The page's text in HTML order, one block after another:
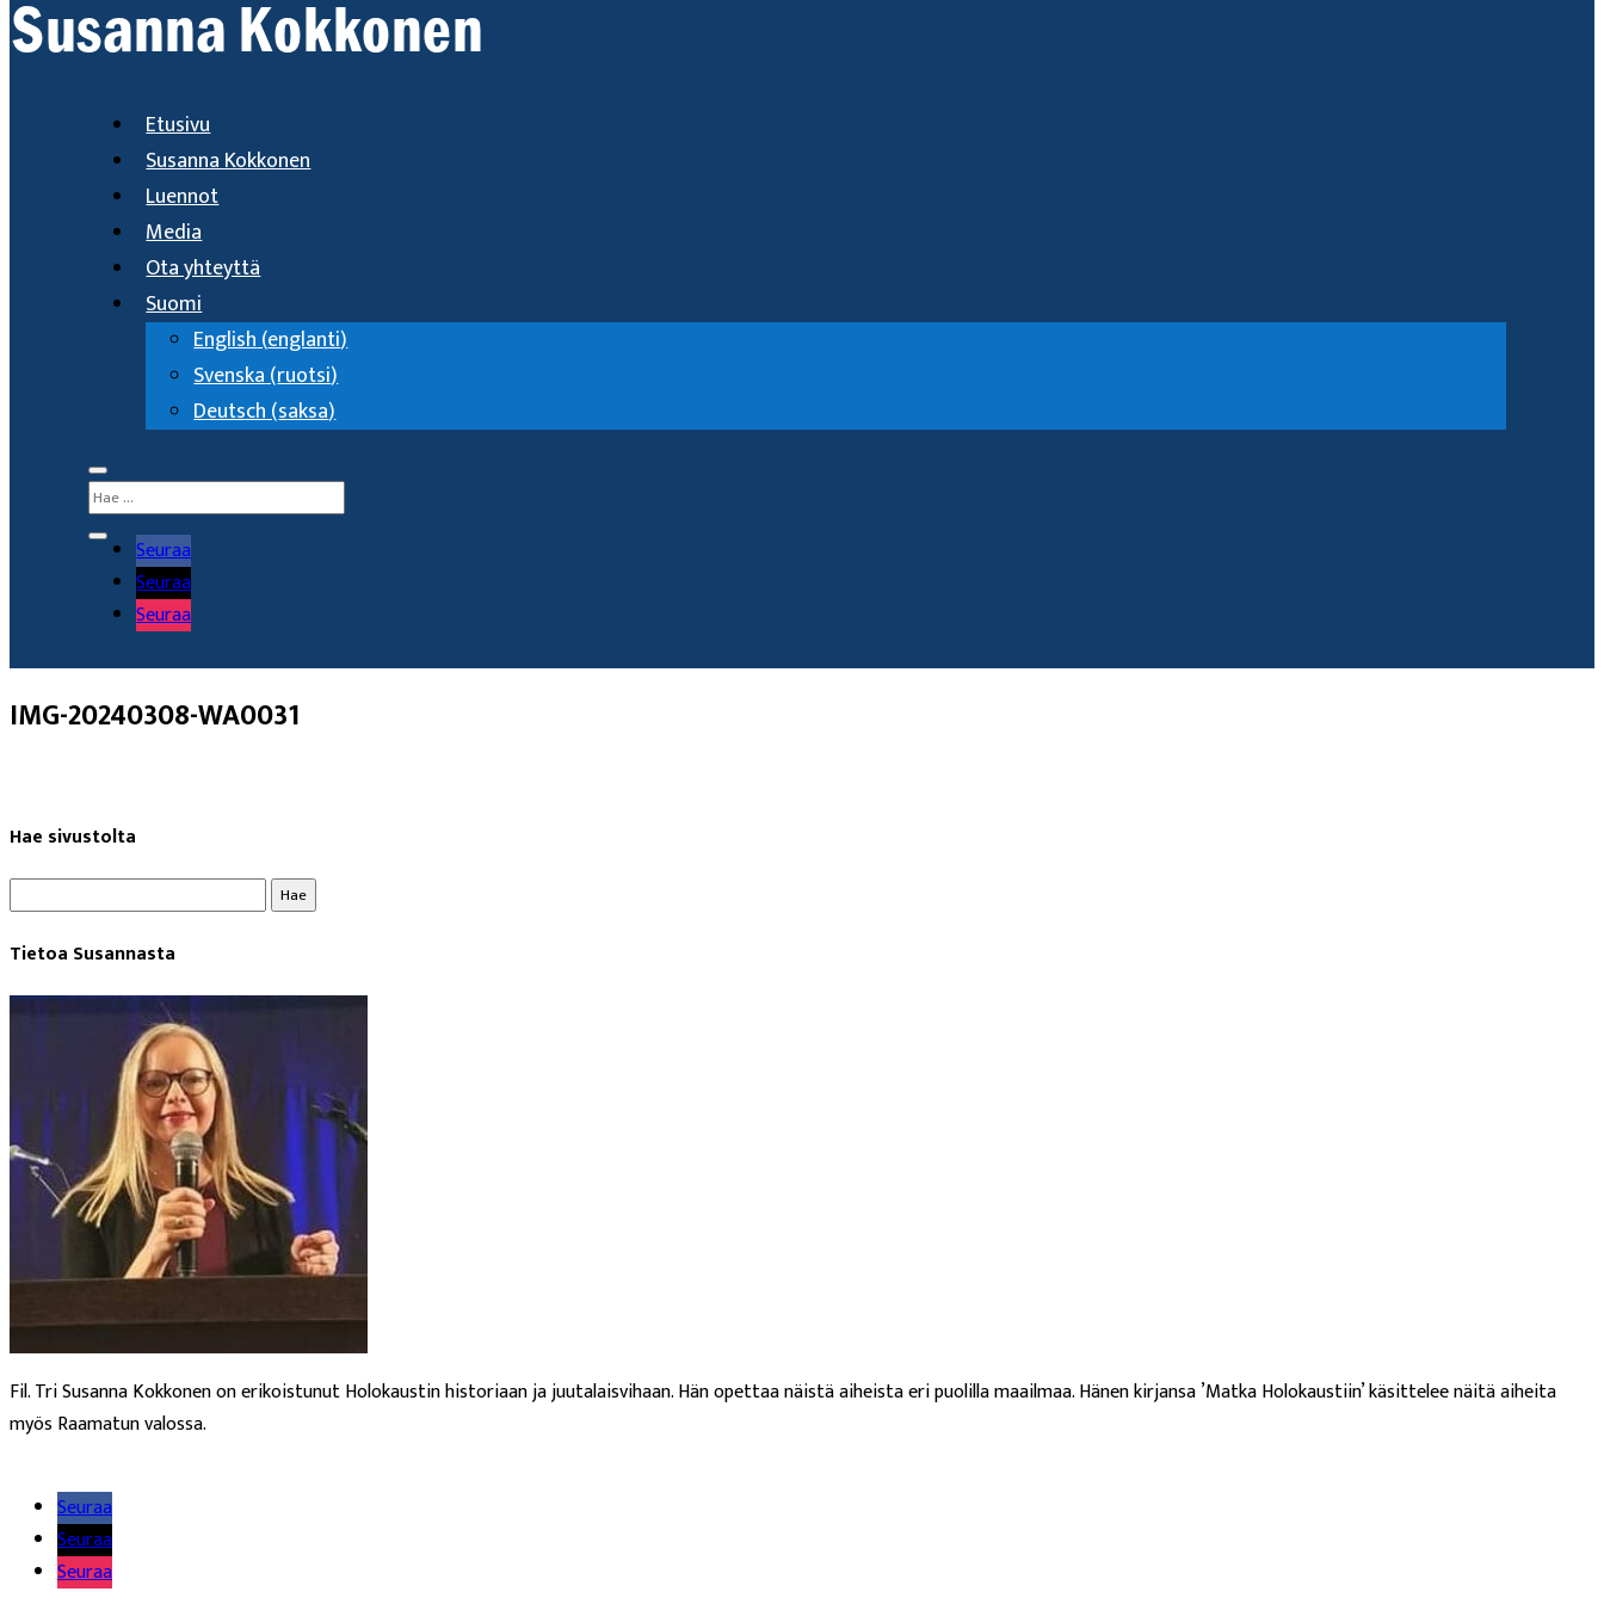
Etusivu
Susanna Kokkonen
Luennot
Media
Ota yhteyttä
Suomi
English(englanti)
Svenska(ruotsi)
Deutsch(saksa)
Seuraa
Seuraa
Seuraa
IMG-20240308-WA0031
Hae sivustolta
Tietoa Susannasta
Fil. Tri Susanna Kokkonen on erikoistunut Holokaustin historiaan ja juutalaisvihaan. Hän opettaa näistä aiheista eri puolilla maailmaa. Hänen kirjansa ’Matka Holokaustiin’ käsittelee näitä aiheita
myös Raamatun valossa.
Seuraa
Seuraa
Seuraa